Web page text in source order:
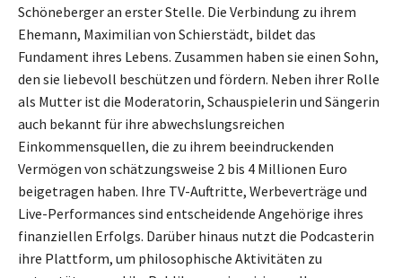
Schöneberger an erster Stelle. Die Verbindung zu ihrem
Ehemann, Maximilian von Schierstädt, bildet das
Fundament ihres Lebens. Zusammen haben sie einen Sohn,
den sie liebevoll beschützen und fördern. Neben ihrer Rolle
als Mutter ist die Moderatorin, Schauspielerin und Sängerin
auch bekannt für ihre abwechslungsreichen
Einkommensquellen, die zu ihrem beeindruckenden
Vermögen von schätzungsweise 2 bis 4 Millionen Euro
beigetragen haben. Ihre TV-Auftritte, Werbeverträge und
Live-Performances sind entscheidende Angehörige ihres
finanziellen Erfolgs. Darüber hinaus nutzt die Podcasterin
ihre Plattform, um philosophische Aktivitäten zu